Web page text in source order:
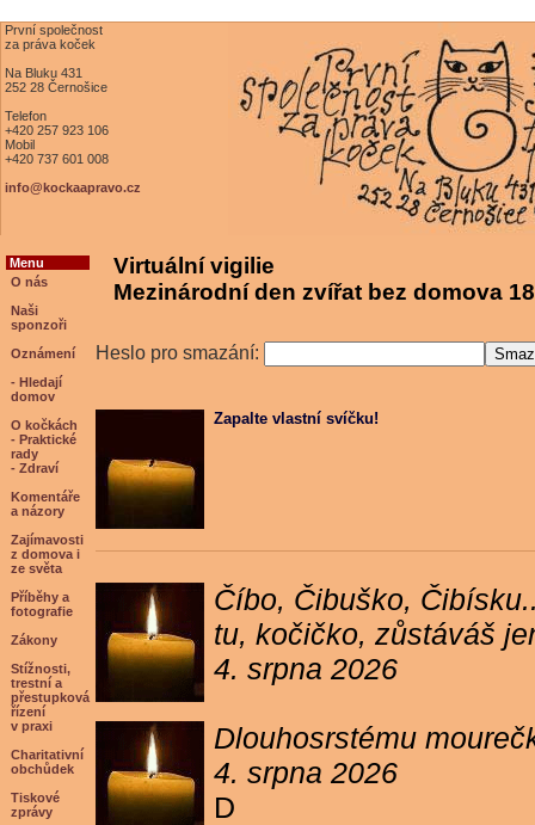
První společnost
za práva koček
Na Bluku 431
252 28 Černošice
Telefon
+420 257 923 106
Mobil
+420 737 601 008
info@kockaapravo.cz
Menu
O nás
Naši
sponzoři
Oznámení
- Hledají
domov
O kočkách
- Praktické
rady
- Zdraví
Komentáře
a názory
Zajímavosti
z domova i
ze světa
Příběhy a
fotografie
Zákony
Stížnosti,
trestní a
přestupková
řízení
v praxi
Charitativní
obchůdek
Tiskové
zprávy
Virtuální vigilie
Mezinárodní den zvířat bez domova
Heslo pro smazání:
Zapalte vlastní svíčku!
Číbo, Čibuško,
tu, kočičko, zůstáváš
4. srpna 2026
Dlouhosrstému
4. srpna 2026
D